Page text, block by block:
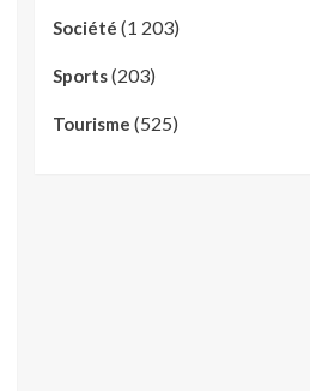
Société (1 203)
Sports(203)
Tourisme (525)